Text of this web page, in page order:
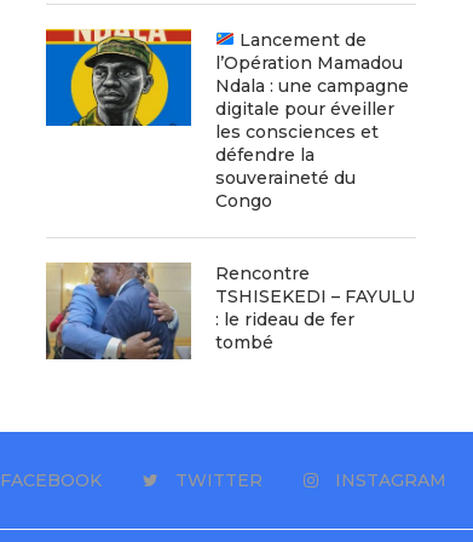
Lancement de
l’Opération Mamadou
Ndala : une campagne
digitale pour éveiller
les consciences et
défendre la
souveraineté du
Congo
Rencontre
TSHISEKEDI – FAYULU
: le rideau de fer
tombé
FACEBOOK TWITTER INSTAGRAM